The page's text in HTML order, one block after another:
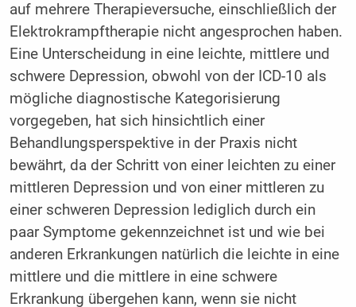
auf mehrere Therapieversuche, einschließlich der
Elektrokrampftherapie nicht angesprochen haben.
Eine Unterscheidung in eine leichte, mittlere und
schwere Depression, obwohl von der ICD-10 als
mögliche diagnostische Kategorisierung
vorgegeben, hat sich hinsichtlich einer
Behandlungsperspektive in der Praxis nicht
bewährt, da der Schritt von einer leichten zu einer
mittleren Depression und von einer mittleren zu
einer schweren Depression lediglich durch ein
paar Symptome gekennzeichnet ist und wie bei
anderen Erkrankungen natürlich die leichte in eine
mittlere und die mittlere in eine schwere
Erkrankung übergehen kann, wenn sie nicht